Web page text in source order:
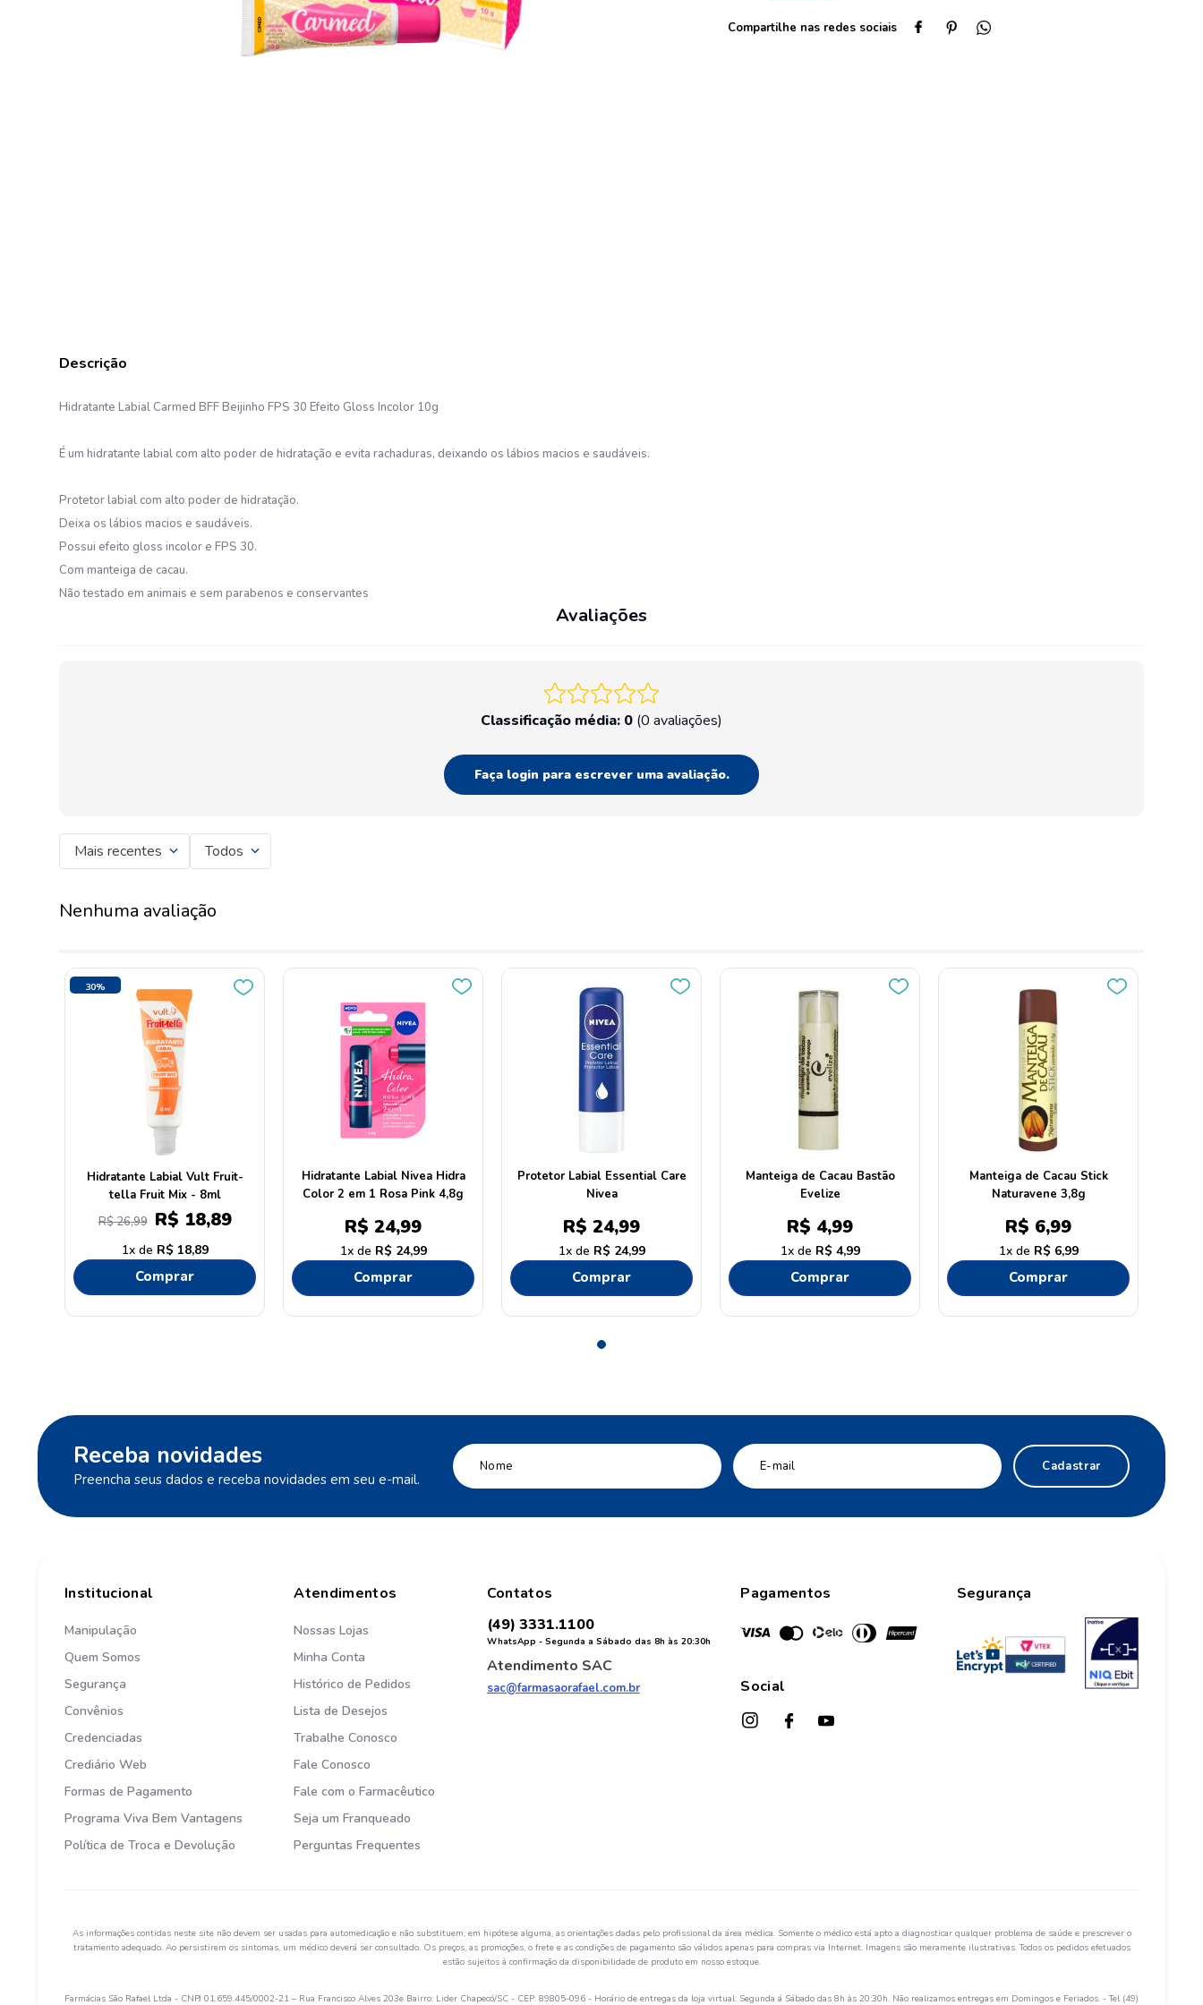
Hidratante Labial Carmed BFF Beijinho FPS 30 Efeito Gloss Incolor 10g
É um hidratante labial com alto poder de hidratação e evita rachaduras, deixando os lábios macios e saudáveis.
Protetor labial com alto poder de hidratação.
Deixa os lábios macios e saudáveis.
Possui efeito gloss incolor e FPS 30.
Com manteiga de cacau.
Não testado em animais e sem parabenos e conservantes
Avaliações
Classificação média: 0 (0 avaliações)
Faça login para escrever uma avaliação.
Mais recentes Todos
Nenhuma avaliação
30%
Hidratante Labial Vult Fruit-
tella Fruit Mix - 8ml
R$26,99 R$ 18,89
1 R$ 18,89
Comprar
Hidratante Labial Nivea Hidra
Color 2 em 1 Rosa Pink 4,8g
R$ 24,99
1 R$ 24,99
Comprar
Protetor Labial Essential Care
Nivea
R$ 24,99
1 R$ 24,99
Comprar
Manteiga de Cacau Bastão
Evelize
R$ 4,99
1 R$ 4,99
Comprar
Manteiga de Cacau Stick
Naturavene 3,8g
R$ 6,99
1 R$ 6,99
Comprar
Receba novidades
Preencha seus dados e receba novidades em seu e-mail.
Cadastrar
Institucional
Manipulação
Quem Somos
Segurança
Convênios
Credenciadas
Crediário Web
Formas de Pagamento
Programa Viva Bem Vantagens
Política de Troca e Devolução
Atendimentos
Nossas Lojas
Minha Conta
Histórico de Pedidos
Lista de Desejos
Trabalhe Conosco
Fale Conosco
Fale com o Farmacêutico
Seja um Franqueado
Perguntas Frequentes
Contatos
(49) 3331.1100
WhatsApp - Segunda a Sábado das 8h às 20:30h
Atendimento SAC
sac@farmasaorafael.com.br
Pagamentos
Social
Segurança
As informações contidas neste site não devem ser usadas para automedicação e não substituem, em hipótese alguma, as orientações dadas pelo profissional da área médica. Somente o médico está apto a diagnosticar qualquer problema de saúde e prescrever o
tratamento adequado. Ao persistirem os sintomas, um médico deverá ser consultado. Os preços, as promoções, o frete e as condições de pagamento são válidos apenas para compras via Internet. Imagens são meramente ilustrativas. Todos os pedidos efetuados
estão sujeitos à confirmação da disponibilidade de produto em nosso estoque.
Farmácias São Rafael Ltda - CNPJ 01.659.445/0002-21 – Rua Francisco Alves 203e Bairro: Lider Chapecó/SC - CEP: 89805-096 - Horário de entregas da loja virtual: Segunda á Sábado das 8h às 20:30h. Não realizamos entregas em Domingos e Feriados. - Tel (49)